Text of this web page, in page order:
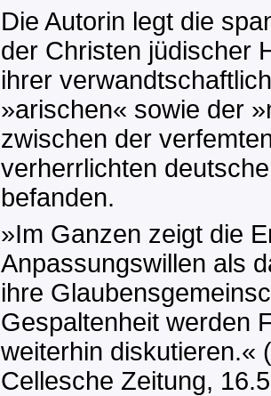
Die Autorin legt die
der Christen jüdischer
ihrer
»arischen« sowie der
zwischen der
verherrlichten
befanden.
»Im Ganzen zeigt die
Anpassungswillen als
ihre
Gespaltenheit werden
weiterhin diskutieren.«
Cellesche Zeitung,